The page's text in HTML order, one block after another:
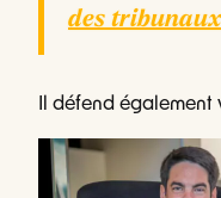
des
Il défend également